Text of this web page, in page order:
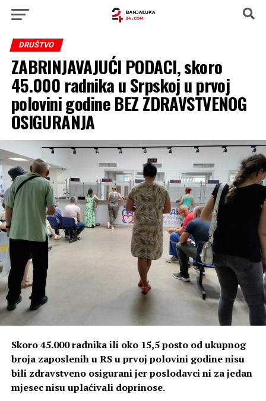
DRUŠTVO
ZABRINJAVAJUĆI PODACI, skoro
45.000 radnika u Srpskoj u prvoj
polovini godine BEZ ZDRAVSTVENOG
OSIGURANJA
Skoro 45.000 radnika ili oko 15,5 posto od ukupnog
broja zaposlenih u RS u prvoj polovini godine nisu
bili zdravstveno osigurani jer poslodavci ni za jedan
mjesec nisu uplaćivali doprinose.